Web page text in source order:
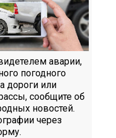
аварии,
погодного
дороги или
сообщите об
новостей.
через